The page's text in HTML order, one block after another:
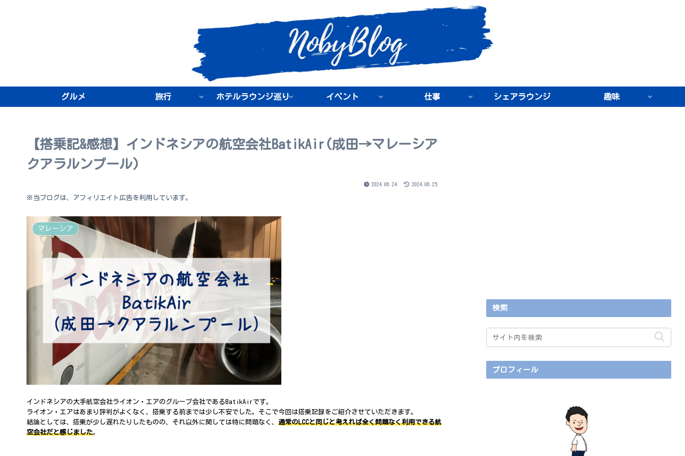
グルメ 旅行 ホテルラウンジ巡り イベント 仕事 シェアラウンジ 趣味
【搭乗記&感想】インドネシアの航空会社BatikAir(成田→マレーシア
クアラルンプール)
2024.06.24 2024.06.25
※当ブログは、アフィリエイト広告を利用しています。
マレーシア
インドネシアの大手航空会社ライオン・エアのグループ会社であるBatikAirです。
ライオン・エアはあまり評判がよくなく、搭乗する前までは少し不安でした。そこで今回は搭乗記録をご紹介させていただきます。
結論としては、搭乗が少し遅れたりしたものの、それ以外に関しては特に問題なく、 通常のLCCと同じと考えれば全く問題なく利用できる航
空会社だと感じました。
検索
プロフィール